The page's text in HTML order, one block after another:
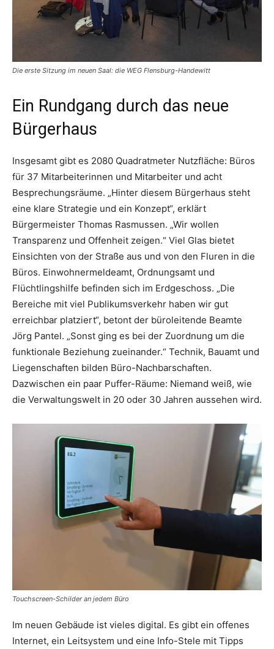
Die erste Sitzung im neuen Saal: die WEG Flensburg-Handewitt
Ein Rundgang durch das neue
Bürgerhaus
Insgesamt gibt es 2080 Quadratmeter Nutzfläche: Büros
für 37 Mitarbeiterinnen und Mitarbeiter und acht
Besprechungsräume. „Hinter diesem Bürgerhaus steht
eine klare Strategie und ein Konzept“, erklärt
Bürgermeister Thomas Rasmussen. „Wir wollen
Transparenz und Offenheit zeigen.“ Viel Glas bietet
Einsichten von der Straße aus und von den Fluren in die
Büros. Einwohnermeldeamt, Ordnungsamt und
Flüchtlingshilfe befinden sich im Erdgeschoss. „Die
Bereiche mit viel Publikumsverkehr haben wir gut
erreichbar platziert“, betont der büroleitende Beamte
Jörg Pantel. „Sonst ging es bei der Zuordnung um die
funktionale Beziehung zueinander.“ Technik, Bauamt und
Liegenschaften bilden Büro-Nachbarschaften.
Dazwischen ein paar Puffer-Räume: Niemand weiß, wie
die Verwaltungswelt in 20 oder 30 Jahren aussehen wird.
Touchscreen-Schilder an jedem Büro
Im neuen Gebäude ist vieles digital. Es gibt ein offenes
Internet, ein Leitsystem und eine Info-Stele mit Tipps